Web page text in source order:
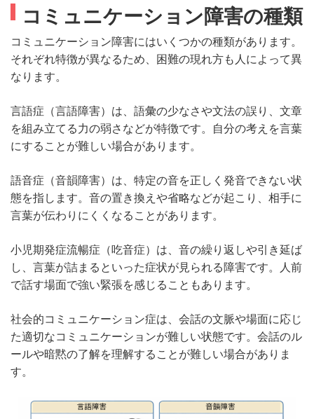
コミュニケーション障害の種類
コミュニケーション障害にはいくつかの種類があります。
それぞれ特徴が異なるため、困難の現れ方も人によって異
なります。
言語症（言語障害）は、語彙の少なさや文法の誤り、文章
を組み立てる力の弱さなどが特徴です。自分の考えを言葉
にすることが難しい場合があります。
語音症（音韻障害）は、特定の音を正しく発音できない状
態を指します。音の置き換えや省略などが起こり、相手に
言葉が伝わりにくくなることがあります。
小児期発症流暢症（吃音症）は、音の繰り返しや引き延ば
し、言葉が詰まるといった症状が見られる障害です。人前
で話す場面で強い緊張を感じることもあります。
社会的コミュニケーション症は、会話の文脈や場面に応じ
た適切なコミュニケーションが難しい状態です。会話のル
ールや暗黙の了解を理解することが難しい場合がありま
す。